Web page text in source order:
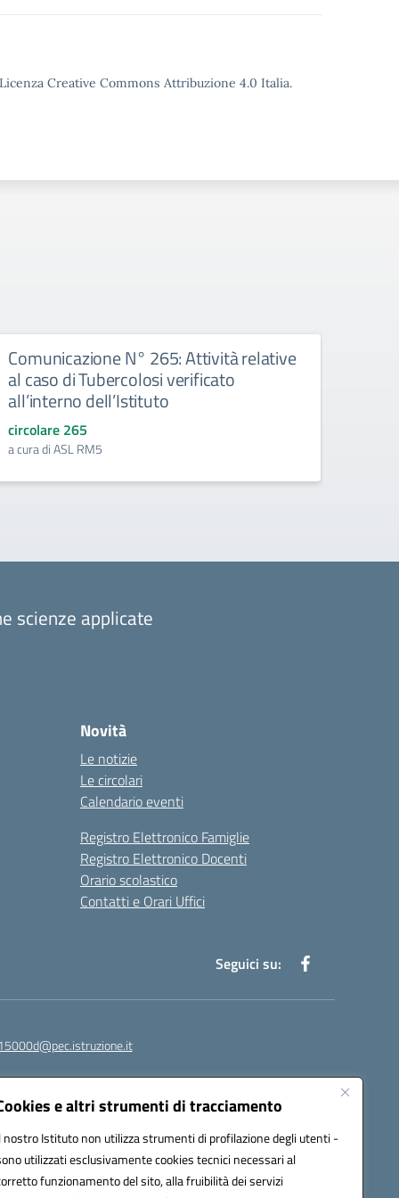
e altri strumenti di tracciamento
nostro Istituto non utilizza strumenti di profilazione degli utenti -
utilizzati esclusivamente cookies tecnici necessari al
funzionamento del sito, alla fruibilità dei servizi
Creative Commons Attribuzione 4.0 Italia.
Comunicazione N° 265: Attività relative
al caso di Tubercolosi verificato
all’interno dell’Istituto
circolare 265
a cura di ASL RM5
scienze applicate
Novità
Le notizie
Le circolari
Calendario eventi
Registro Elettronico Famiglie
Registro Elettronico Docenti
Orario scolastico
Contatti e Orari Uffici
Seguici su: